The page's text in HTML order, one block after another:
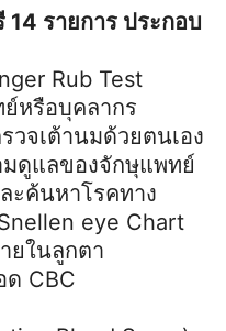
รายการ ประกอบ
Rub Test
หรือบุคลากร
จเต้านมด้วยตนเอง
มดูแลของจักษุแพทย์
ะค้นหาโรคทาง
eye Chart
ยในลูกตา
CBC